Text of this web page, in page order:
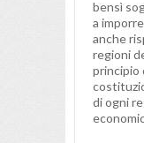
bensì
a
anche
regioni
principio
di ogni